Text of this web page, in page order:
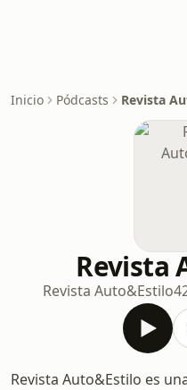
Inicio Pódcasts Revista
Revista
Revista Auto&Estilo
Revista Auto&Estilo es